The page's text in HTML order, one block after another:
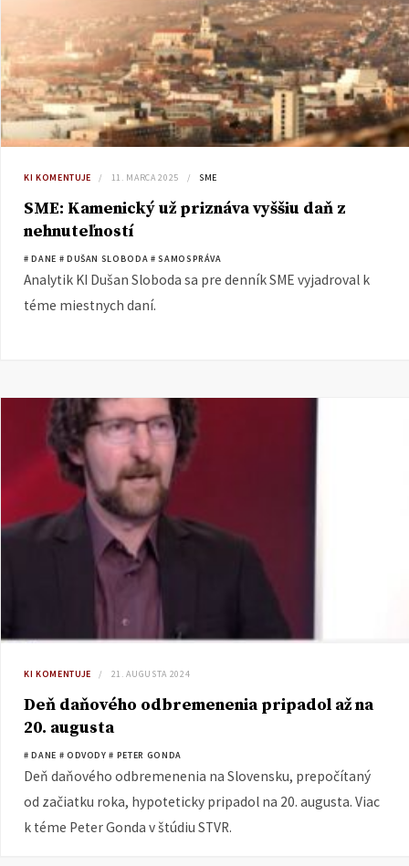
KI KOMENTUJE 11. MARCA 2025 SME
SME: Kamenický už priznáva vyššiu daň z
nehnuteľností
# DANE # DUŠAN SLOBODA # SAMOSPRÁVA
Analytik KI Dušan Sloboda sa pre denník SME vyjadroval k
téme miestnych daní.
KI KOMENTUJE 21. AUGUSTA 2024
Deň daňového odbremenenia pripadol až na
20. augusta
# DANE # ODVODY # PETER GONDA
Deň daňového odbremenenia na Slovensku, prepočítaný
od začiatku roka, hypoteticky pripadol na 20. augusta. Viac
k téme Peter Gonda v štúdiu STVR.